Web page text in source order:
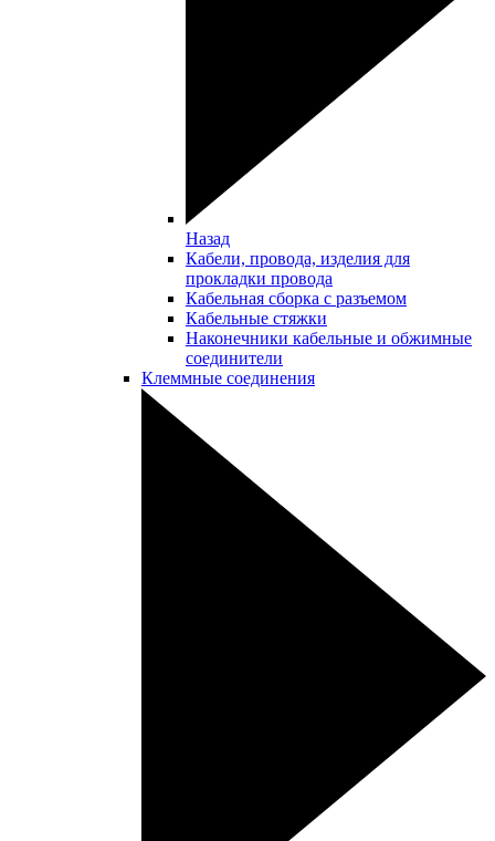
Назад
Кабели, провода, изделия для
прокладки провода
Кабельная сборка с разъемом
Кабельные стяжки
Наконечники кабельные и обжимные
соединители
Клеммные соединения